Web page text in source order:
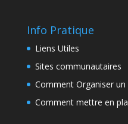
Info Pratique
Liens Utiles
Sites communautaires
Comment Organiser un
Comment mettre en